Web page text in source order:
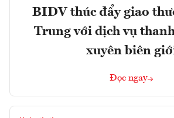
BIDV thúc đẩy giao
Trung với dịch vụ
xuyên biên
Đọc ngay